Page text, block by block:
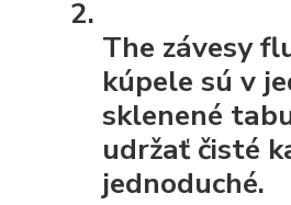
The závesy
kúpele sú v
sklenené
udržať čisté
jednoduché.